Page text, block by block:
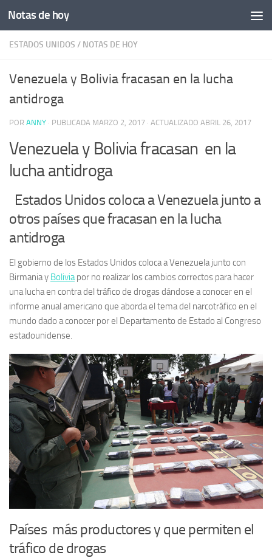
Saltar al contenido
Notas de hoy
ESTADOS UNIDOS / NOTAS DE HOY
Venezuela y Bolivia fracasan en la lucha
antidroga
POR ANNY · PUBLICADA MARZO 2, 2017 · ACTUALIZADO ABRIL 26, 2017
Venezuela y Bolivia fracasan en la
lucha antidroga
Estados Unidos coloca a Venezuela junto a
otros países que fracasan en la lucha
antidroga
El gobierno de los Estados Unidos coloca a Venezuela junto con
Birmania y Boliviapor no realizar los cambios correctos para hacer
una lucha en contra del tráfico de drogas dándose a conocer en el
informe anual americano que aborda el tema del narcotráfico en el
mundo dado a conocer por el Departamento de Estado al Congreso
estadounidense.
Países más productores y que permiten el
tráfico de drogas